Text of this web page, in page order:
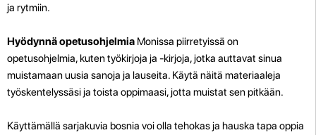
ja rytmiin.
Hyödynnä opetusohjelmia Monissa piirretyissä on
opetusohjelmia, kuten työkirjoja ja -kirjoja, jotka auttavat sinua
muistamaan uusia sanoja ja lauseita. Käytä näitä materiaaleja
työskentelyssäsi ja toista oppimaasi, jotta muistat sen pitkään.
Käyttämällä sarjakuvia bosnia voi olla tehokas ja hauska tapa oppia